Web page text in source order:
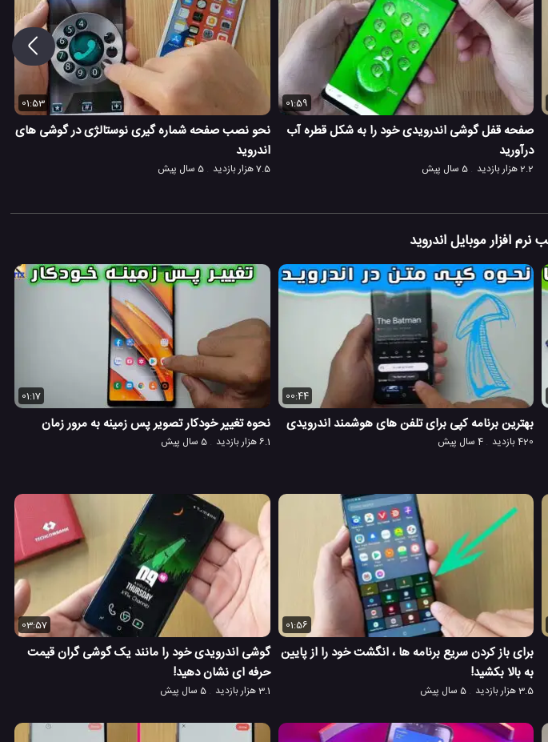
01:59
صفحه قفل گوشی اندرویدی خود را به شکل قطره آب
درآورید
2.2 هزار بازدید 5 سال پیش
01:53
نحو نصب صفحه شماره گیری نوستالژی در گوشی های
اندروید
7.5 هزار بازدید 5 سال پیش
افزار موبایل اندروید
00:44
بهترین برنامه کپی برای تلفن های هوشمند اندرویدی
420 بازدید 4 سال پیش
01:17
نحوه تغییر خودکار تصویر پس زمینه به مرور زمان
6.1 هزار بازدید 5 سال پیش
01:56
برای باز کردن سریع برنامه ها ، انگشت خود را از پایین
به بالا بکشید!
3.5 هزار بازدید 5 سال پیش
03:57
گوشی اندرویدی خود را مانند یک گوشی گران قیمت
حرفه ای نشان دهید!
3.1 هزار بازدید 5 سال پیش